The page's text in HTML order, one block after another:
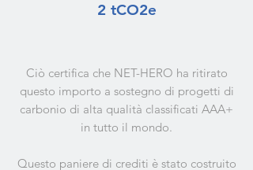
2 tCO2e
Ciò certifica che NET-HERO ha ritirato
questo importo a sostegno di progetti di
carbonio di alta qualità classificati AAA+
in tutto il mondo.
Questo paniere di crediti è stato costruito